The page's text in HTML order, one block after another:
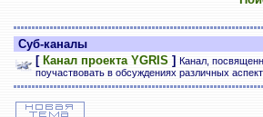
Суб-каналы
[ Канал проекта YGRIS] Канал,
поучаствовать в обсуждениях различных